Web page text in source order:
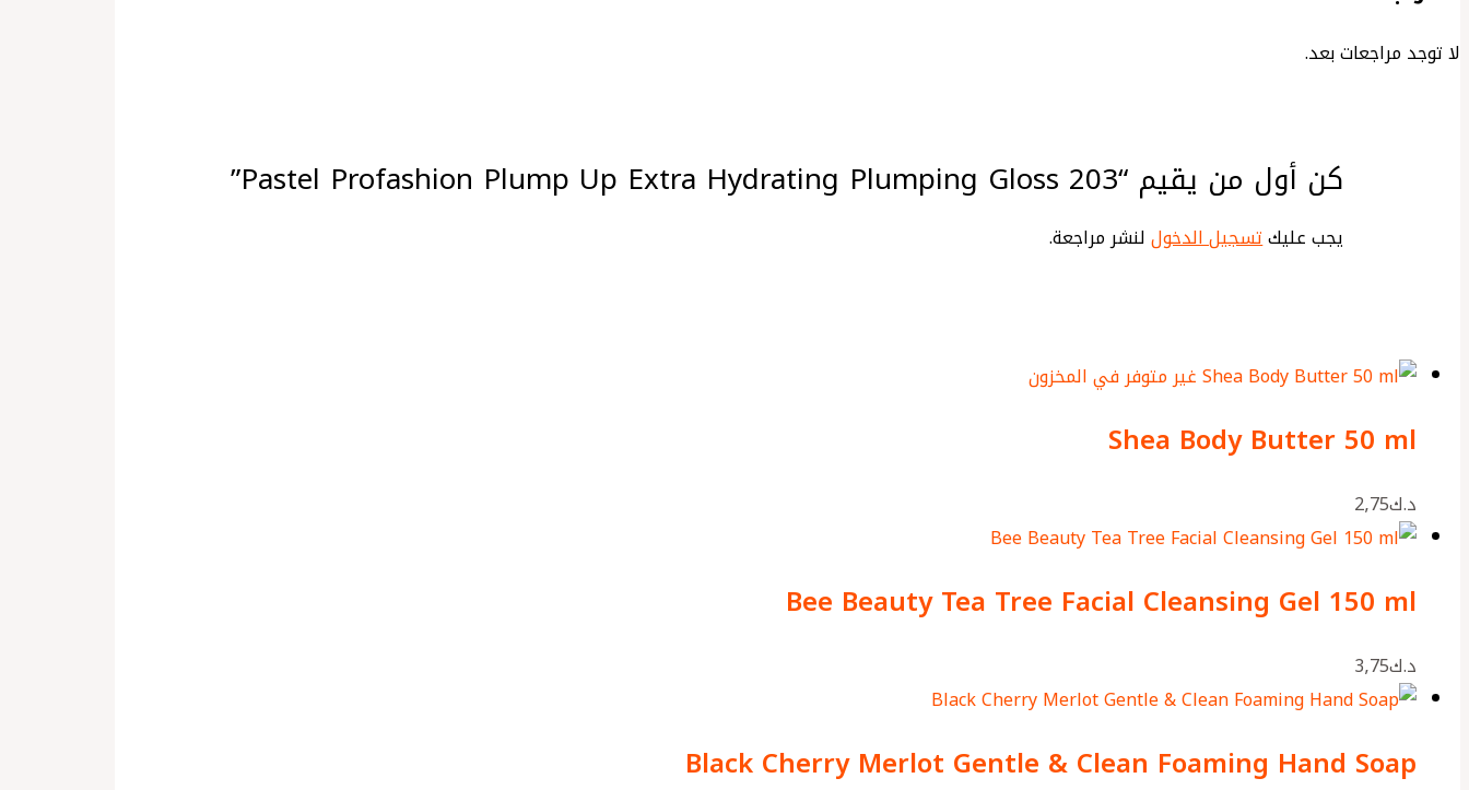
لا توجد مراجعات بعد.
كن أول من يقيم “Pastel Profashion Plump Up Extra Hydrating Plumping Gloss 203”
يجب عليكتسجيل الدخوللنشر مراجعة.
غير متوفر في المخزون
Shea Body Butter 50 ml
د.ك2٫75
Bee Beauty Tea Tree Facial Cleansing Gel 150 ml
د.ك3٫75
Black Cherry Merlot Gentle & Clean Foaming Hand Soap